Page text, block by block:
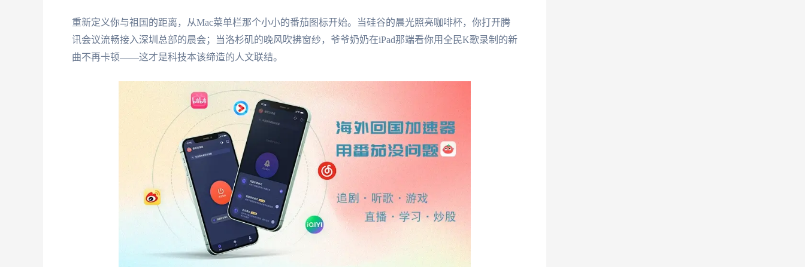
重新定义你与祖国的距离，从Mac菜单栏那个小小的番茄图标开始。当硅谷的晨光照亮咖啡杯，你打开腾
讯会议流畅接入深圳总部的晨会；当洛杉矶的晚风吹拂窗纱，爷爷奶奶在iPad那端看你用全民K歌录制的新
曲不再卡顿——这才是科技本该缔造的人文联结。